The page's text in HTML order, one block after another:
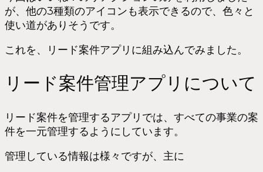
が、他の3種類のアイコンも表示できるので、色々と
使い道がありそうです。
これを、リード案件アプリに組み込んでみました。
リード案件管理アプリについて
リード案件を管理するアプリでは、すべての事業の案
件を一元管理するようにしています。
管理している情報は様々ですが、主に